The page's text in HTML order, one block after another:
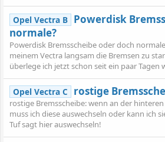
Opel Vectra B Powerdisk
normale?
Powerdisk Bremsscheibe oder doch
meinem Vectra langsam die Bremsen zu
überlege ich jetzt schon seit ein paar Tagen
Opel Vectra C rostige
rostige Bremsscheibe: wenn an der
muss ich diese auswechseln oder kann ich
Tuf sagt hier auswechseln!